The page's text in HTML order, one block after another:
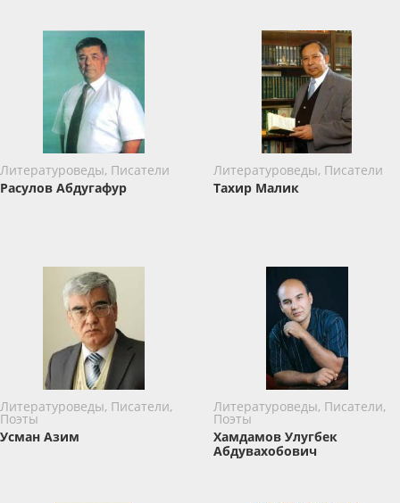
Литературоведы, Писатели
Расулов Абдугафур
Литературоведы, Писатели
Тахир Малик
Литературоведы, Писатели,
Поэты
Усман Азим
Литературоведы, Писатели,
Поэты
Хамдамов Улугбек
Абдувахобович